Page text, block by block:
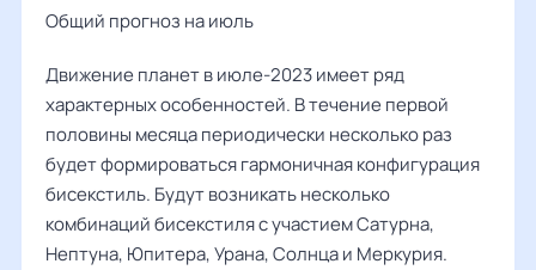
Общий прогноз на июль
Движение планет в июле-2023 имеет ряд
характерных особенностей. В течение первой
половины месяца периодически несколько раз
будет формироваться гармоничная конфигурация
бисекстиль. Будут возникать несколько
комбинаций бисекстиля с участием Сатурна,
Нептуна, Юпитера, Урана, Солнца и Меркурия.